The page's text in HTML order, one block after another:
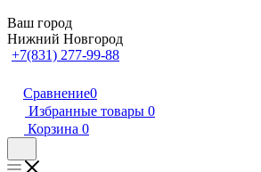
Ваш город
Нижний Новгород
+7(831) 277-99-88
Сравнение0
Избранные товары 0
Корзина 0